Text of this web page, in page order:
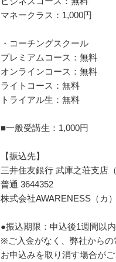
マネークラス：1,000円
・コーチングスクール
プレミアムコース：無料
オンラインコース：無料
ライトコース：無料
トライアル生：無料
■一般受講生：1,000円
【振込先】
三井住友銀行 武庫之荘支店
普通 3644352
株式会社AWARENESS（カ
●振込期限：申込後1週間以内
※ご入金がなく、弊社からの
お申込みを取り消す場合がご